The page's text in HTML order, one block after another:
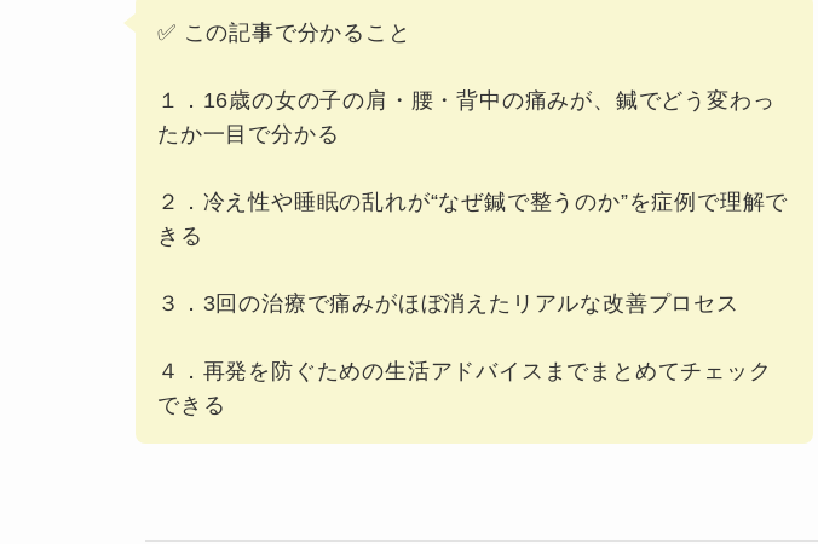
✅️ この記事で分かること
１．16歳の女の子の肩・腰・背中の痛みが、鍼でどう変わっ
たか一目で分かる
２．冷え性や睡眠の乱れが“なぜ鍼で整うのか”を症例で理解で
きる
３．3回の治療で痛みがほぼ消えたリアルな改善プロセス
４．再発を防ぐための生活アドバイスまでまとめてチェック
できる